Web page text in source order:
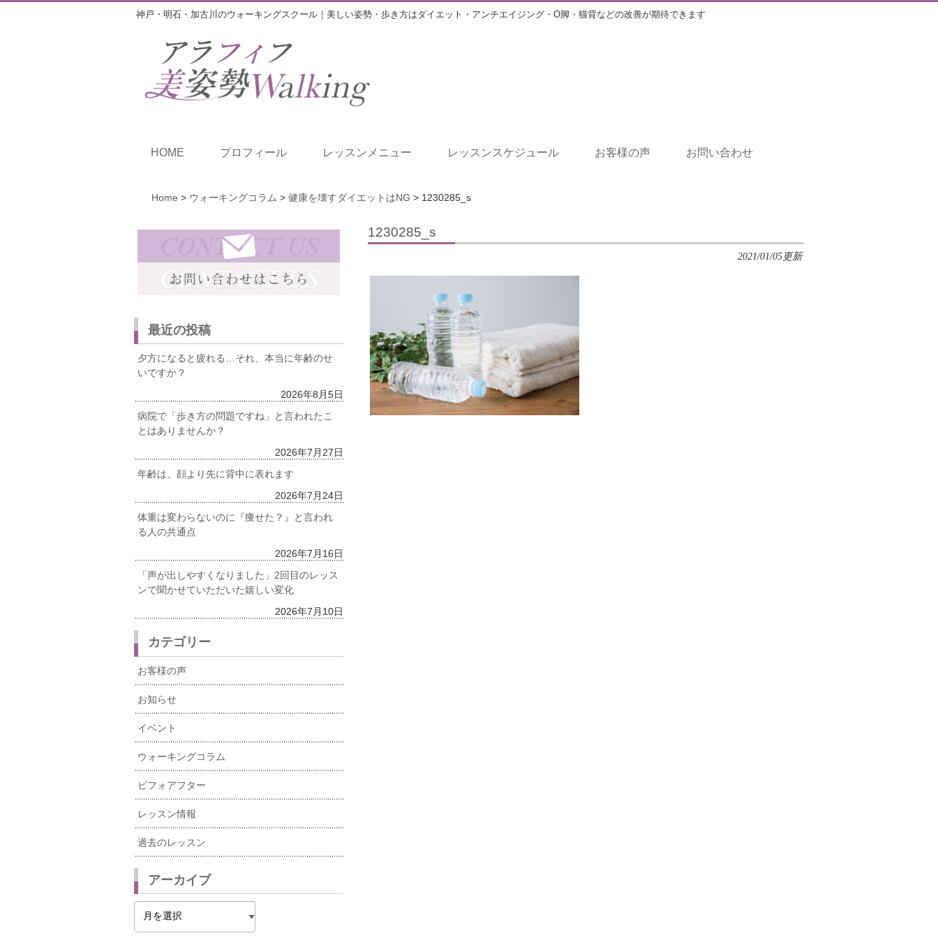
神戸・明石・加古川のウォーキングスクール｜美しい姿勢・歩き方はダイエット・アンチエイジング・O脚・猫背などの改善が期待できます
HOME プロフィール レッスンメニュー レッスンスケジュール お客様の声 お問い合わせ
Home > ウォーキングコラム > 健康を壊すダイエットはNG > 1230285_s
1230285_s
2021/01/05更新
最近の投稿
夕方になると疲れる…それ、本当に年齢のせ
いですか？
2026年8月5日
病院で「歩き方の問題ですね」と言われたこ
とはありませんか？
2026年7月27日
年齢は、顔より先に背中に表れます
2026年7月24日
体重は変わらないのに『痩せた？』と言われ
る人の共通点
2026年7月16日
「声が出しやすくなりました」2回目のレッス
ンで聞かせていただいた嬉しい変化
2026年7月10日
カテゴリー
お客様の声
お知らせ
イベント
ウォーキングコラム
ビフォアフター
レッスン情報
過去のレッスン
アーカイブ